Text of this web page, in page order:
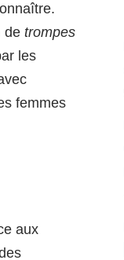
de trompes
les
femmes
aux